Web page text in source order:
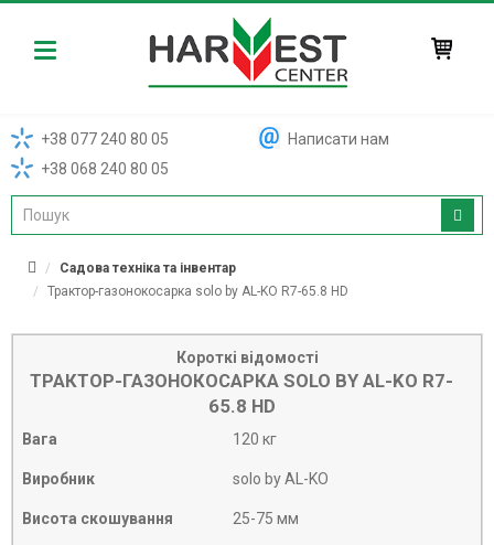
Harvest
+38 077 240 80 05
+38 068 240 80 05
Написати нам
Садова техніка та інвентар
Трактор-газонокосарка solo by AL-KO R7-65.8 HD
Короткі відомості
ТРАКТОР-ГАЗОНОКОСАРКА SOLO BY AL-KO R7-
65.8 HD
Вага 120 кг
Виробник solo by AL-KO
Висота скошування 25-75 мм